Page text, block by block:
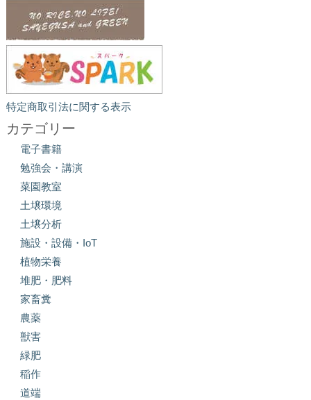
特定商取引法に関する表示
カテゴリー
電子書籍
勉強会・講演
菜園教室
土壌環境
土壌分析
施設・設備・IoT
植物栄養
堆肥・肥料
家畜糞
農薬
獣害
緑肥
稲作
道端